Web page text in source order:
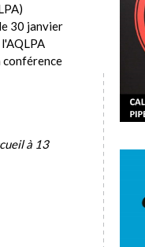
30 janvier
conférence
à 13